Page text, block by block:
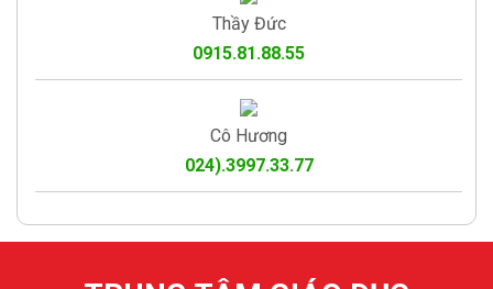
Thầy Đức
0915.81.88.55
Cô Hương
024).3997.33.77